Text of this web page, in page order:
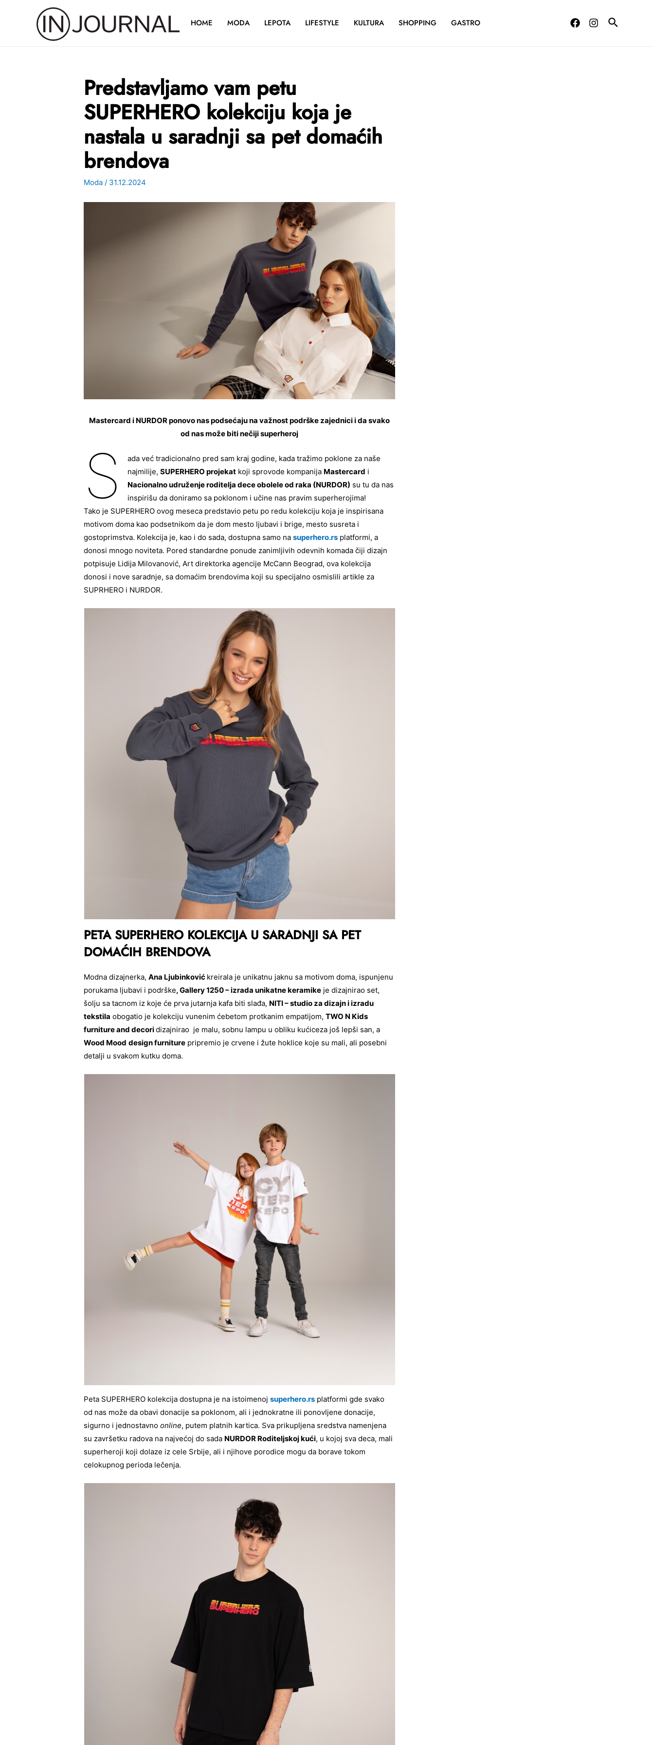
HOME MODA LEPOTA LIFESTYLE KULTURA SHOPPING GASTRO
Predstavljamo vam petu
SUPERHERO kolekciju koja je
nastala u saradnji sa pet domaćih
brendova
Moda / 31.12.2024
Mastercard i NURDOR ponovo nas podsećaju na važnost podrške zajednici i da svako
od nas može biti nečiji superheroj
S
ada već tradicionalno pred sam kraj godine, kada tražimo poklone za naše
najmilije, SUPERHERO projekatkoji sprovode kompanija Mastercard i
Nacionalno udruženje roditelja dece obolele od raka (NURDOR) su tu da nas
inspirišu da doniramo sa poklonom i učine nas pravim superherojima!
Tako je SUPERHERO ovog meseca predstavio petu po redu kolekciju koja je inspirisana
motivom doma kao podsetnikom da je dom mesto ljubavi i brige, mesto susreta i
gostoprimstva. Kolekcija je, kao i do sada, dostupna samo nasuperhero.rs platformi, a
donosi mnogo noviteta. Pored standardne ponude zanimljivih odevnih komada čiji dizajn
potpisuje Lidija Milovanović, Art direktorka agencije McCann Beograd, ova kolekcija
donosi i nove saradnje, sa domaćim brendovima koji su specijalno osmislili artikle za
SUPRHERO i NURDOR.
PETA SUPERHERO KOLEKCIJA U SARADNJI SA PET
DOMAĆIH BRENDOVA
Modna dizajnerka,Ana Ljubinković kreirala je unikatnu jaknu sa motivom doma, ispunjenu
porukama ljubavi i podrške, Gallery 1250 – izrada unikatne keramike je dizajnirao set,
šolju sa tacnom iz koje će prva jutarnja kafa biti slađa, NITI – studio za dizajn i izradu
tekstila obogatio je kolekciju vunenim ćebetom protkanim empatijom,TWO N Kids
furniture and decoridizajnirao je malu, sobnu lampu u obliku kućiceza još lepši san, a
Wood Mood design furniture pripremio je crvene i žute hoklice koje su mali, ali posebni
detalji u svakom kutku doma.
Peta SUPERHERO kolekcija dostupna je na istoimenojsuperhero.rs platformi gde svako
od nas može da obavi donacije sa poklonom, ali i jednokratne ili ponovljene donacije,
sigurno i jednostavnoonline, putem platnih kartica. Sva prikupljena sredstva namenjena
su završetku radova na najvećoj do sada NURDOR Roditeljskoj kući, u kojoj sva deca, mali
superheroji koji dolaze iz cele Srbije, ali i njihove porodice mogu da borave tokom
celokupnog perioda lečenja.